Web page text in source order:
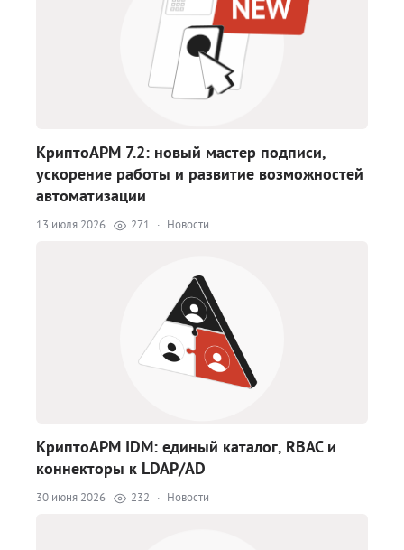
КриптоАРМ 7.2: новый мастер подписи,
ускорение работы и развитие возможностей
автоматизации
13 июля 2026 271 · Новости
КриптоАРМ IDM: единый каталог, RBAC и
коннекторы к LDAP/AD
30 июня 2026 232 · Новости